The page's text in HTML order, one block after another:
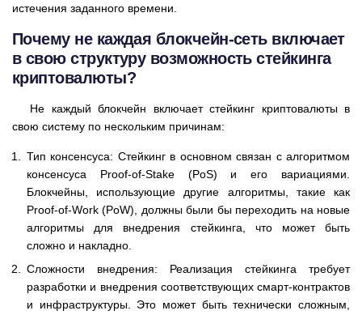
истечения заданного времени.
Почему не каждая блокчейн-сеть включает
в свою структуру возможность стейкинга
криптовалюты?
Не каждый блокчейн включает стейкинг криптовалюты в
свою систему по нескольким причинам:
Тип консенсуса: Стейкинг в основном связан с алгоритмом
консенсуса Proof-of-Stake (PoS) и его вариациями.
Блокчейны, использующие другие алгоритмы, такие как
Proof-of-Work (PoW), должны были бы переходить на новые
алгоритмы для внедрения стейкинга, что может быть
сложно и накладно.
Сложности внедрения: Реализация стейкинга требует
разработки и внедрения соответствующих смарт-контрактов
и инфраструктуры. Это может быть технически сложным,